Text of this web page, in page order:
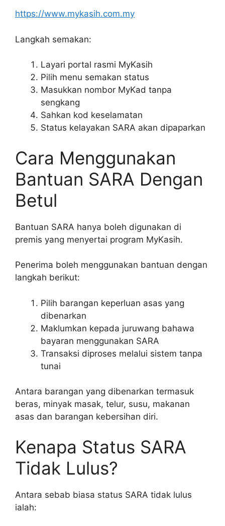
https://www.mykasih.com.my
Langkah semakan:
Layari portal rasmi MyKasih
Pilih menu semakan status
Masukkan nombor MyKad tanpa
sengkang
Sahkan kod keselamatan
Status kelayakan SARA akan dipaparkan
Cara Menggunakan
Bantuan SARA Dengan
Betul
Bantuan SARA hanya boleh digunakan di
premis yang menyertai program MyKasih.
Penerima boleh menggunakan bantuan dengan
langkah berikut:
Pilih barangan keperluan asas yang
dibenarkan
Maklumkan kepada juruwang bahawa
bayaran menggunakan SARA
Transaksi diproses melalui sistem tanpa
tunai
Antara barangan yang dibenarkan termasuk
beras, minyak masak, telur, susu, makanan
asas dan barangan kebersihan diri.
Kenapa Status SARA
Tidak Lulus?
Antara sebab biasa status SARA tidak lulus
ialah: